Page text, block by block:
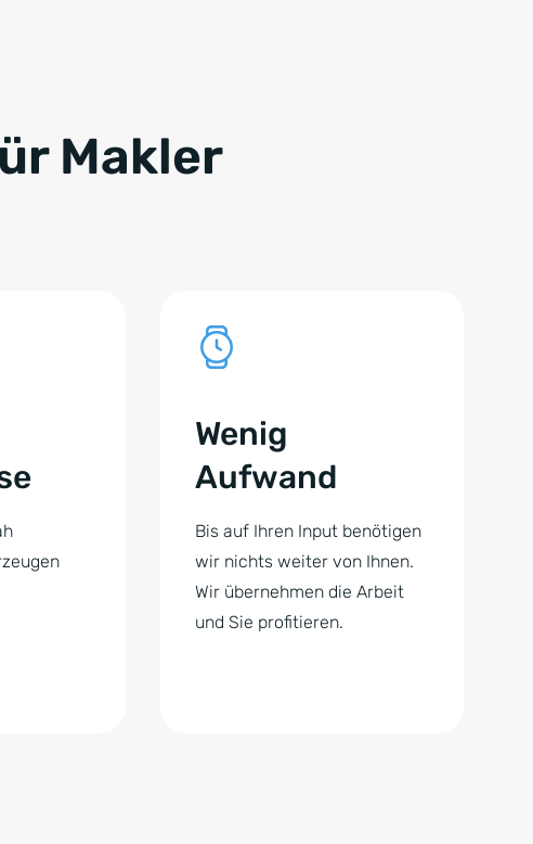
Makler
Wenig
Aufwand
Bis auf Ihren Input benötigen
wir nichts weiter von Ihnen.
Wir übernehmen die Arbeit
und Sie profitieren.